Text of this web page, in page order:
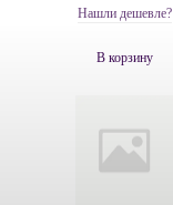
Нашли дешевле?
В корзину